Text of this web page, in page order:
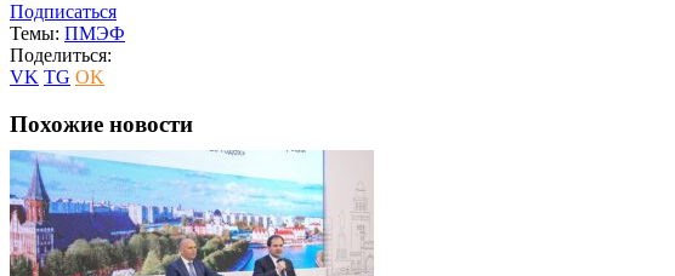
Подписаться
Темы: ПМЭФ
Поделиться:
VK TG OK
Похожие новости